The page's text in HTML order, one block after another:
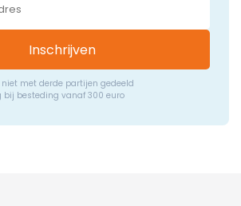
Inschrijven
niet met derde partijen gedeeld
bij besteding vanaf 300 euro